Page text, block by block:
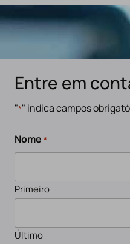
Entre em
"*" indica campos
Nome *
Primeiro
Último